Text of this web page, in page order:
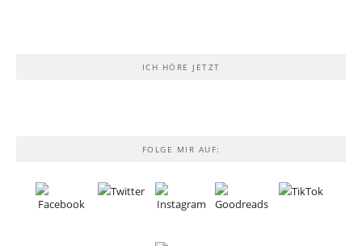
ICH HÖRE JETZT
FOLGE MIR AUF: